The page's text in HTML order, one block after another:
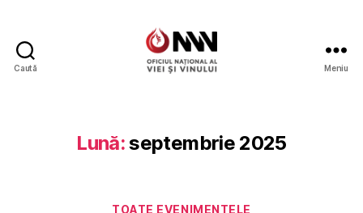
Caută Meniu
Lună:septembrie 2025
Categorii
TOATE EVENIMENTELE